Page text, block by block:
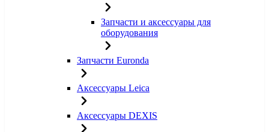
Запчасти и аксессуары для
оборудования
Запчасти Euronda
Аксессуары Leica
Аксессуары DEXIS